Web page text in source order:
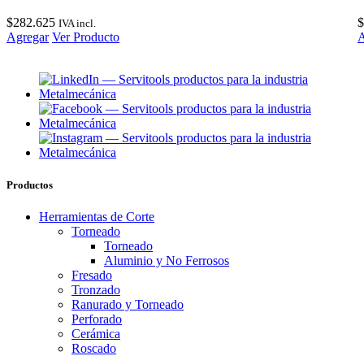
$282.625 IVA incl.
Agregar Ver Producto
$
Productos
Herramientas de Corte
Torneado
Torneado
Aluminio y No Ferrosos
Fresado
Tronzado
Ranurado y Torneado
Perforado
Cerámica
Roscado